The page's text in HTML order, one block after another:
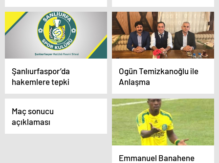
Şanlıurfaspor’da
hakemlere tepki
Ogün Temizkanoğlu ile
Anlaşma
Maç sonucu
açıklaması
Emmanuel Banahene